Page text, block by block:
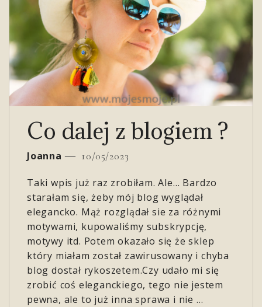
Co dalej z blogiem ?
Joanna 10/05/2023
Taki wpis już raz zrobiłam. Ale… Bardzo
starałam się, żeby mój blog wyglądał
elegancko. Mąż rozglądał sie za różnymi
motywami, kupowaliśmy subskrypcję,
motywy itd. Potem okazało się że sklep
który miałam został zawirusowany i chyba
blog dostał rykoszetem.Czy udało mi się
zrobić coś eleganckiego, tego nie jestem
pewna, ale to już inna sprawa i nie …